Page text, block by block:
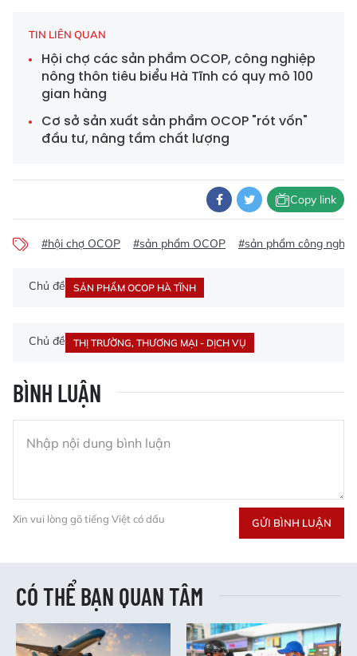
TIN LIÊN QUAN
Hội chợ các sản phẩm OCOP, công nghiệp
nông thôn tiêu biểu Hà Tĩnh có quy mô 100
gian hàng
Cơ sở sản xuất sản phẩm OCOP "rót vốn"
đầu tư, nâng tầm chất lượng
Copy link
#hội chợ OCOP #sản phẩm OCOP #sản phẩm công
Chủ đề SẢN PHẨM OCOP HÀ TĨNH
Chủ đề THỊ TRƯỜNG, THƯƠNG MẠI - DỊCH VỤ
BÌNH LUẬN
Xin vui lòng gõ tiếng Việt có dấu GỬI BÌNH LUẬN
CÓ THỂ BẠN QUAN TÂM